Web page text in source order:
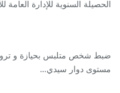
الحصيلة السنوية للإدارة العامة
ضبط شخص متلبس بحيازة و
مستوى دوار سيدي…